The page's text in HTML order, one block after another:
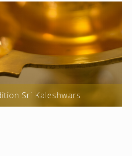
Sri Kaleshwars